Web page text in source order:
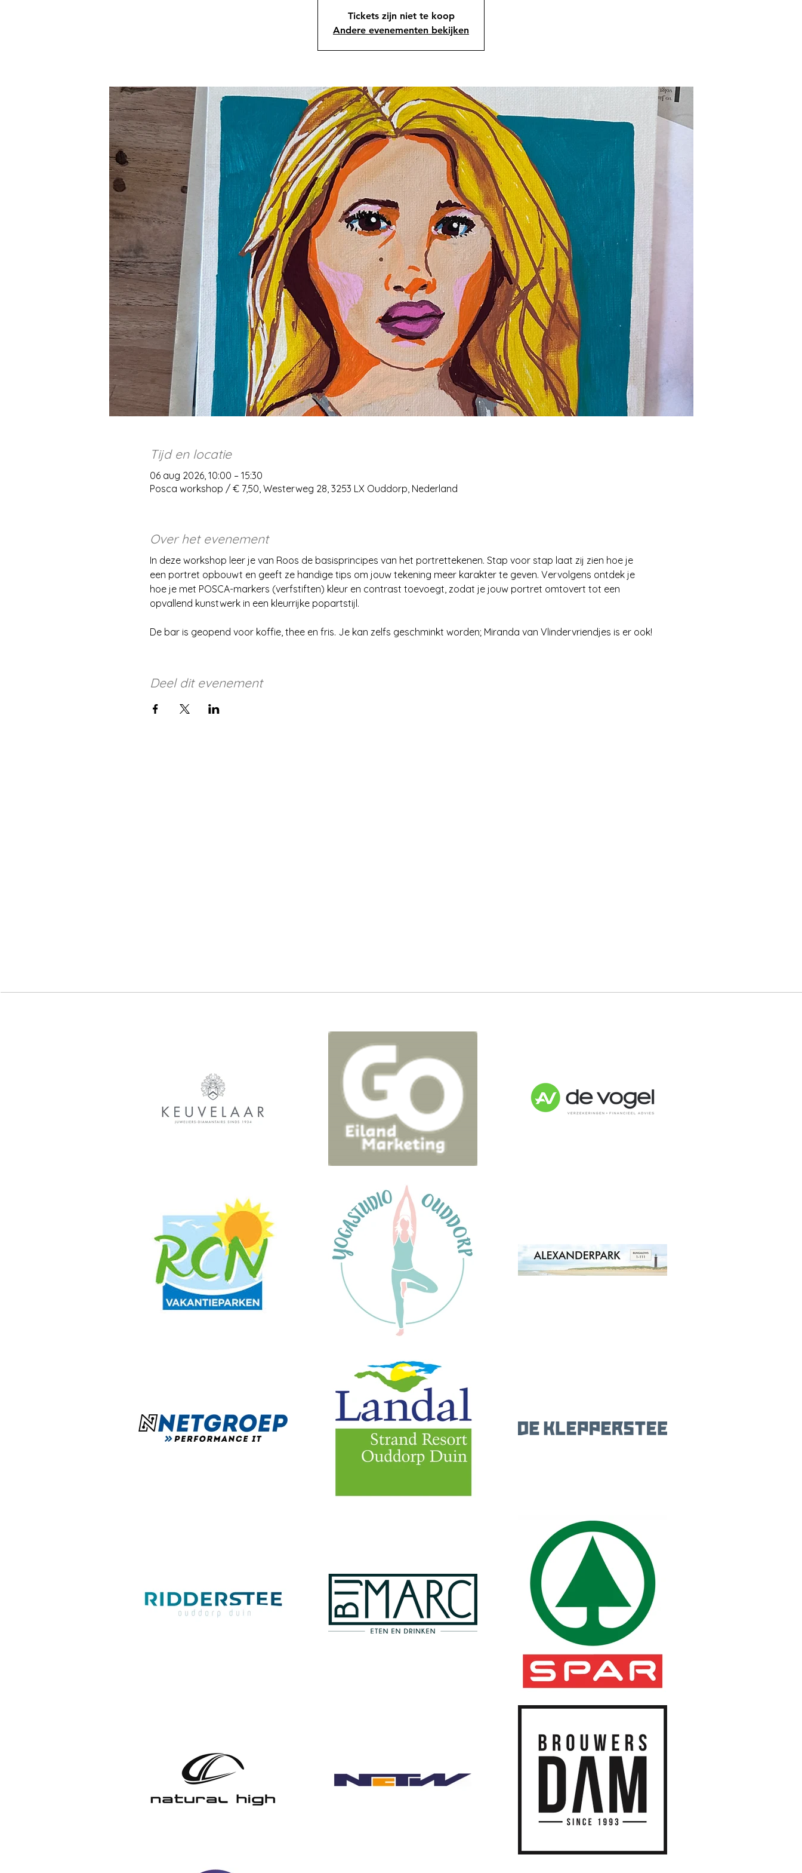
Tickets zijn niet te koop
Andere evenementen bekijken
Tijd en locatie
06 aug 2026, 10:00 – 15:30
Posca workshop / € 7,50, Westerweg 28, 3253 LX Ouddorp, Nederland
Over het evenement
In deze workshop leer je van Roos de basisprincipes van het portrettekenen. Stap voor stap laat zij zien hoe je
een portret opbouwt en geeft ze handige tips om jouw tekening meer karakter te geven. Vervolgens ontdek je
hoe je met POSCA-markers (verfstiften) kleur en contrast toevoegt, zodat je jouw portret omtovert tot een
opvallend kunstwerk in een kleurrijke popartstijl.
De bar is geopend voor koffie, thee en fris. Je kan zelfs geschminkt worden; Miranda van Vlindervriendjes is er ook!
Deel dit evenement